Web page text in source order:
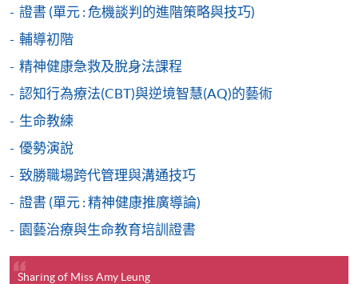
網上支付可通過「繳費靈」(PPS) (不適用於手機)、
VISA 或 Mastercard、「微信支付」(Online WeChat
Pay) 、「支付寶」(Online Alipay) 或 「轉數快」(FPS)
繳付學費。
親身報名/郵遞
凡以「先到先得」為取錄方式的課程，請填妥
SF26報名表，親往報名中心或以郵遞方式連同學
費以及所需證明文件呈交。
證書 (單元 : 危機談判的進階策略與技巧)
輔導初階
精神健康急救及脫身法課程
認知行為療法(CBT)與逆境智慧(AQ)的藝術
生命教練
優勢演說
致勝職場跨代管理與溝通技巧
證書 (單元 : 精神健康推廣導論)
園藝治療與生命教育培訓證書
Sharing of Miss Amy Leung